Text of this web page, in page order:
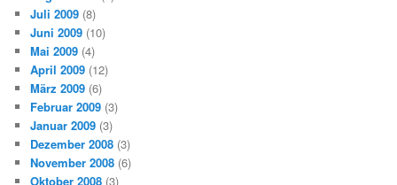
Juli 2009 (8)
Juni 2009 (10)
Mai 2009 (4)
April 2009 (12)
März 2009 (6)
Februar 2009 (3)
Januar 2009 (3)
Dezember 2008 (3)
November 2008 (6)
Oktober 2008 (3)